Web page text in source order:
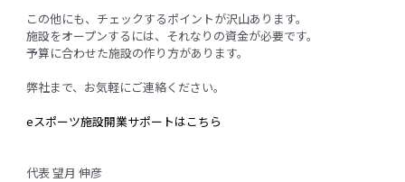
この他にも、チェックするポイントが沢山あります。
施設をオープンするには、それなりの資金が必要です。
予算に合わせた施設の作り方があります。
弊社まで、お気軽にご連絡ください。
eスポーツ施設開業サポートはこちら
代表 望月 伸彦